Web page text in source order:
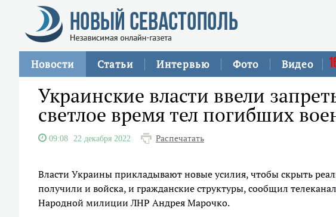
Новости Статьи Интервью Фото Видео
Украинские власти ввели
светлое время тел погибших
09:08 22 декабря 2022 Распечатать
Власти Украины прикладывают новые усилия, чтобы скрыть
получили и войска, и гражданские структуры, сообщил телеканал
Народной милиции ЛНР Андрея Марочко.